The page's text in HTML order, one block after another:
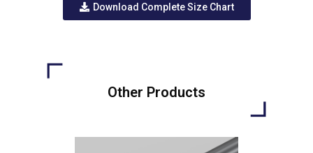
Download Complete Size Chart
Other Products